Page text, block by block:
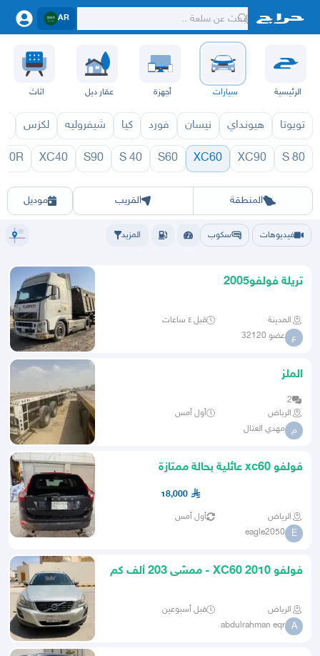
AR
الرئيسية سيارات أجهزة عقار ديل اثاث
تويوتا هيونداي نيسان فورد كيا شيفروليه لكزس
S 80
XC90
XC60
S60
S 40
S90
XC40
60R
المنطقة
الرياض الشرقيه المدينة الطايف القصيمحائل أبها الباحة
القريب موديل
XC60 1970
فيديوهات سكوب المزيد
تريلة فولفو2005
المدينة قبل ٤ ساعات
ع عضو 32120
الملز
2
الرياض
أول أمس
م مهدي العتال
فولفو xc60 عائلية بحالة ممتازة
18,000
الرياض أول أمس
E
eagle2050
فولفو XC60 2010 - ممشى 203 ألف كم
الرياض قبل أسبوعين
A
abdulrahman eqr